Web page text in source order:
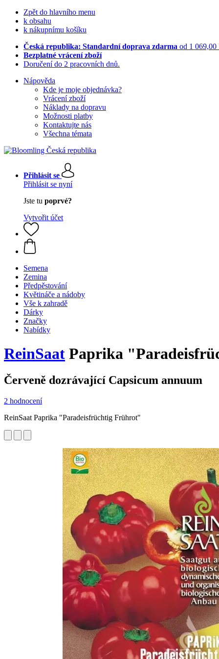
Zpět do hlavního menu
k obsahu
k nákupnímu košíku
Česká republika: Standardní doprava zdarma od 1 069,00
Bezplatné vrácení zboží
Doručení do 2 pracovních dnů.
Nápověda
Kde je moje objednávka?
Vrácení zboží
Náklady na dopravu
Možnosti platby
Kontaktujte nás
Všechna témata
Přihlásit se
Přihlásit se nyní
Jste tu poprvé?
Vytvořit účet
Semena
Zemina
Předpěstování
Květináče a nádoby
Vše k zahradě
Dárky
Značky
Nabídky
ReinSaat Paprika
Červeně dozrávající Capsicum annuum
2 hodnocení
ReinSaat Paprika "Paradeisfrüchtig Frührot"